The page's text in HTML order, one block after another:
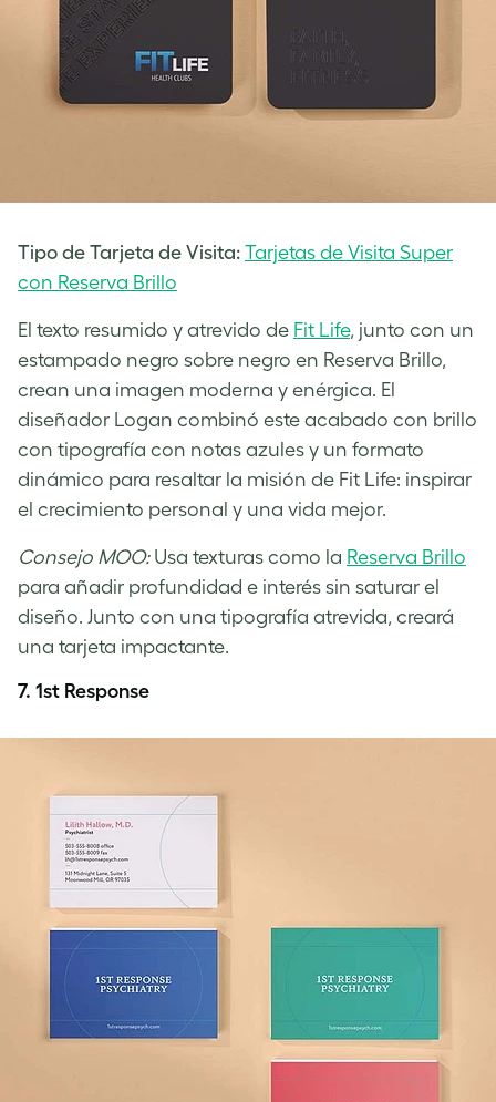
Tipo de Tarjeta de Visita: Tarjetas de Visita Super
con Reserva Brillo
El texto resumido y atrevido de Fit Life, junto con un
estampado negro sobre negro en Reserva Brillo,
crean una imagen moderna y enérgica. El
diseñador Logan combinó este acabado con brillo
con tipografía con notas azules y un formato
dinámico para resaltar la misión de Fit Life: inspirar
el crecimiento personal y una vida mejor.
Consejo MOO:Usa texturas como la Reserva Brillo
para añadir profundidad e interés sin saturar el
diseño. Junto con una tipografía atrevida, creará
una tarjeta impactante.
7. 1st Response